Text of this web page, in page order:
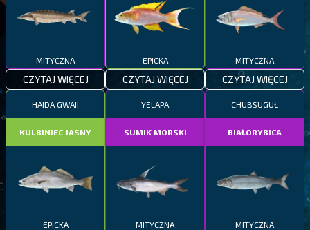
MITYCZNA
CZYTAJ WIĘCEJ
EPICKA
CZYTAJ WIĘCEJ
MITYCZNA
CZYTAJ WIĘCEJ
HAIDA GWAII
KULBINIEC JASNY
EPICKA
YELAPA
SUMIK MORSKI
MITYCZNA
CHUBSUGUŁ
BIAŁORYBICA
MITYCZNA